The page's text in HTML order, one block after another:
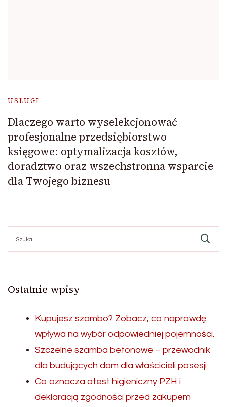
USŁUGI
Dlaczego warto wyselekcjonować
profesjonalne przedsiębiorstwo
księgowe: optymalizacja kosztów,
doradztwo oraz wszechstronna wsparcie
dla Twojego biznesu
Ostatnie wpisy
Kupujesz szambo? Zobacz, co naprawdę
wpływa na wybór odpowiedniej pojemności.
Szczelne szamba betonowe – przewodnik
dla budujących dom dla właścicieli posesji
Co oznacza atest higieniczny PZH i
deklaracją zgodności przed zakupem